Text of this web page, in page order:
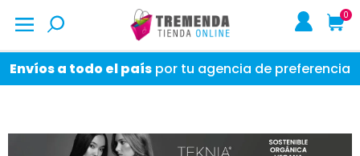
0
Envíos a todo el país por tu agencia de preferencia